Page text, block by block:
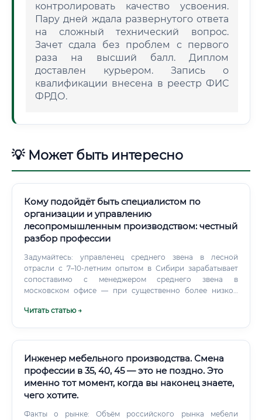
контролировать качество усвоения.
Пару дней ждала развернутого ответа
на сложный технический вопрос.
Зачет сдала без проблем с первого
раза на высший балл. Диплом
доставлен курьером. Запись о
квалификации внесена в реестр ФИС
ФРДО.
💡 Может быть интересно
Кому подойдёт быть специалистом по
организации и управлению
лесопромышленным производством: честный
разбор профессии
Задумайтесь: управленец среднего звена в лесной
отрасли с 7–10-летним опытом в Сибири зарабатывает
сопоставимо с менеджером среднего звена в
московском офисе — при существенно более низкой
организации и управлению лесопромышленным
лесопромышленным производством» — это
самостоятельное направление подготовки.
Читать статью →
Инженер мебельного производства. Смена
профессии в 35, 40, 45 — это не поздно. Это
именно тот момент, когда вы наконец знаете,
чего хотите.
Факты о рынке: Объём российского рынка мебели